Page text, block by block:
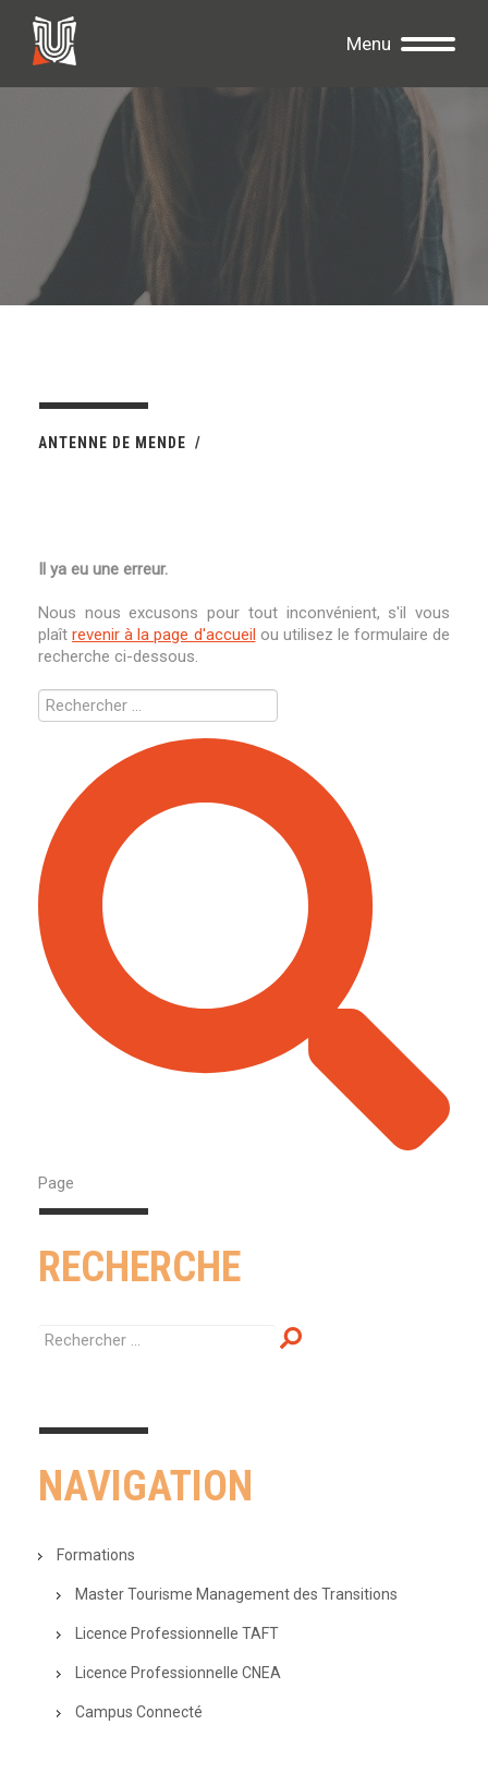
Menu
ANTENNE DE MENDE
Il ya eu une erreur.
Nous nous excusons pour tout inconvénient, s'il vous
plaîtrevenir à la page d'accueil ou utilisez le formulaire de
recherche ci-dessous.
Page
RECHERCHE
NAVIGATION
Formations
Master Tourisme Management des Transitions
Licence Professionnelle TAFT
Licence Professionnelle CNEA
Campus Connecté